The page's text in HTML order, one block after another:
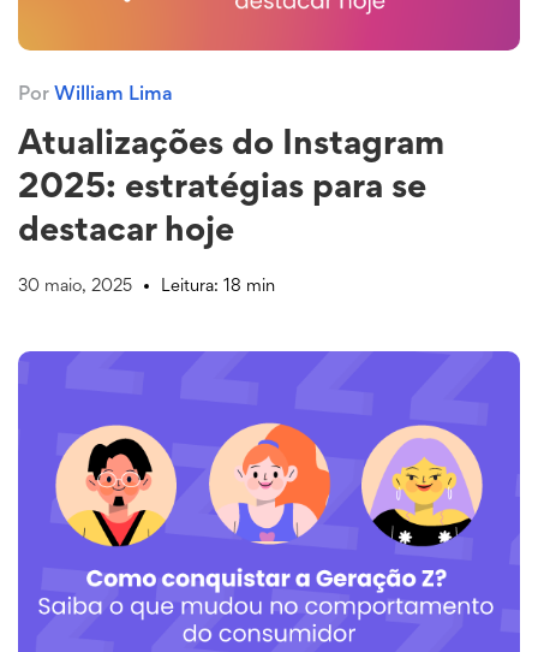
Por William Lima
Atualizações do Instagram
2025: estratégias para se
destacar hoje
30 maio, 2025 Leitura: 18 min